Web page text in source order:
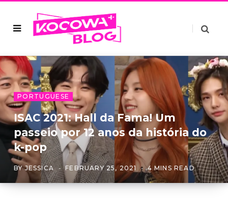
PORTUGUESE
ISAC 2021: Hall da Fama! Um
passeio por 12 anos da história do
k-pop
BYJESSICA FEBRUARY 25, 2021 4 MINS READ